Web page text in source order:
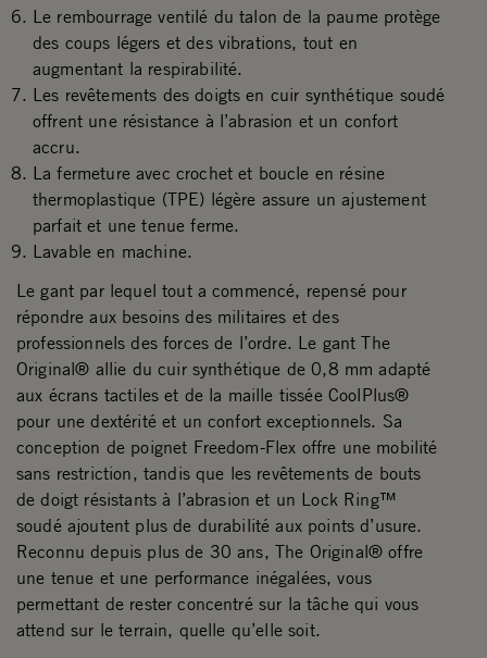
Le rembourrage ventilé du talon de la paume protège
des coups légers et des vibrations, tout en
augmentant la respirabilité.
Les revêtements des doigts en cuir synthétique soudé
offrent une résistance à l’abrasion et un confort
accru.
La fermeture avec crochet et boucle en résine
thermoplastique (TPE) légère assure un ajustement
parfait et une tenue ferme.
Lavable en machine.
Le gant par lequel tout a commencé, repensé pour
répondre aux besoins des militaires et des
professionnels des forces de l’ordre. Le gant The
Original® allie du cuir synthétique de 0,8 mm adapté
aux écrans tactiles et de la maille tissée CoolPlus®
pour une dextérité et un confort exceptionnels. Sa
conception de poignet Freedom-Flex offre une mobilité
sans restriction, tandis que les revêtements de bouts
de doigt résistants à l’abrasion et un Lock Ring™
soudé ajoutent plus de durabilité aux points d’usure.
Reconnu depuis plus de 30 ans, The Original® offre
une tenue et une performance inégalées, vous
permettant de rester concentré sur la tâche qui vous
attend sur le terrain, quelle qu’elle soit.